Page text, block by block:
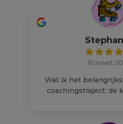
10 maart
Wat ik het
coachingstraject: de